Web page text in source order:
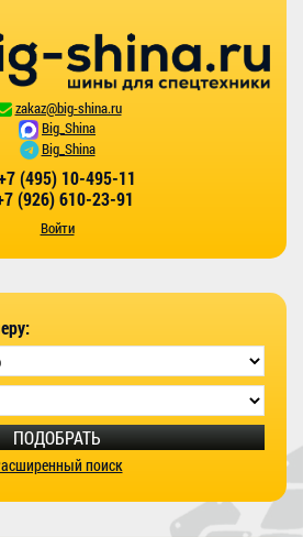
zakaz@big-shina.ru
Big_Shina
Big_Shina
(495) 10-495-11
(926) 610-23-91
Войти
ПОДОБРАТЬ
поиск